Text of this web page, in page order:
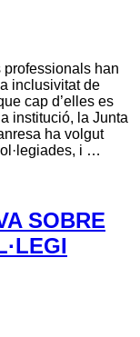
professionals han
inclusivitat de
cap d’elles es
institució, la Junta
ha volgut
i …
SOBRE